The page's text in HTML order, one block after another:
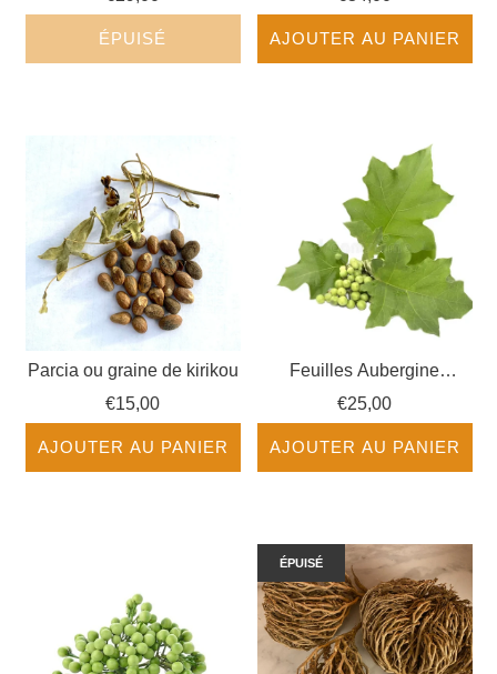
ÉPUISÉ AJOUTER AU PANIER
Parcia ou graine de kirikou
€15,00
AJOUTER AU PANIER
Feuilles Aubergine
Sauvage séchée - Fruits
Exotiques
€25,00
AJOUTER AU PANIER
ÉPUISÉ